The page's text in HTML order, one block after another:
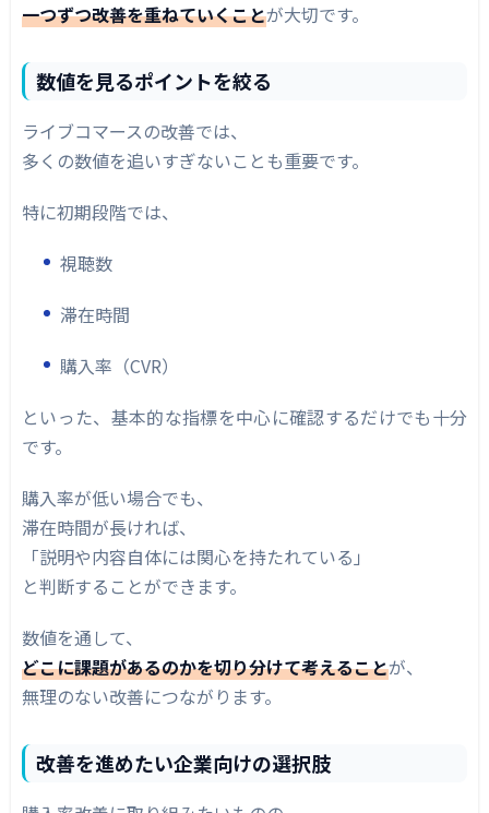
一つずつ改善を重ねていくことが大切です。
数値を見るポイントを絞る
ライブコマースの改善では、
多くの数値を追いすぎないことも重要です。
特に初期段階では、
視聴数
滞在時間
購入率（CVR）
といった、基本的な指標を中心に確認するだけでも十分
です。
購入率が低い場合でも、
滞在時間が長ければ、
「説明や内容自体には関心を持たれている」
と判断することができます。
数値を通して、
どこに課題があるのかを切り分けて考えることが、
無理のない改善につながります。
改善を進めたい企業向けの選択肢